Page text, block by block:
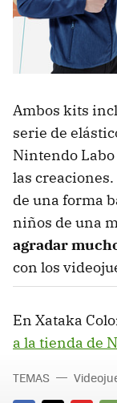
Ambos kits
serie de
Nintendo Labo
las
de una forma
niños de una
agradar
con los
En Xataka
a la tienda de
TEMAS